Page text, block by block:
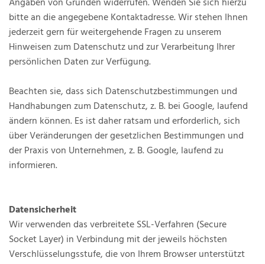
Angaben von Gründen widerrufen. Wenden Sie sich hierzu
bitte an die angegebene Kontaktadresse. Wir stehen Ihnen
jederzeit gern für weitergehende Fragen zu unserem
Hinweisen zum Datenschutz und zur Verarbeitung Ihrer
persönlichen Daten zur Verfügung.
Beachten sie, dass sich Datenschutzbestimmungen und
Handhabungen zum Datenschutz, z. B. bei Google, laufend
ändern können. Es ist daher ratsam und erforderlich, sich
über Veränderungen der gesetzlichen Bestimmungen und
der Praxis von Unternehmen, z. B. Google, laufend zu
informieren.
Datensicherheit
Wir verwenden das verbreitete SSL-Verfahren (Secure
Socket Layer) in Verbindung mit der jeweils höchsten
Verschlüsselungsstufe, die von Ihrem Browser unterstützt